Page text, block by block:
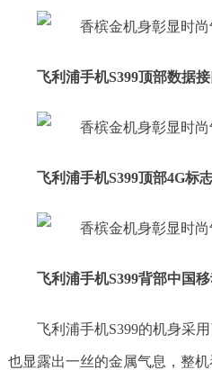
飞利浦手机S399顶部数据
飞利浦手机S399顶部4G标
飞利浦手机S399背部中国
飞利浦手机S399的机身采
也显露出一丝的金属气息，整